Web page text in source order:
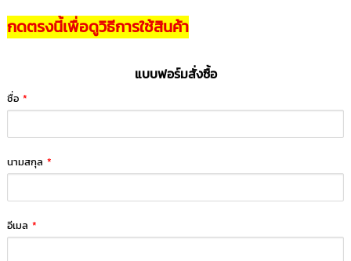
กดตรงนี้เพื่อดูวิธีการใช้สินค้า
แบบฟอร์มสั่งซื้อ
ชื่อ*
นามสกุล*
อีเมล*